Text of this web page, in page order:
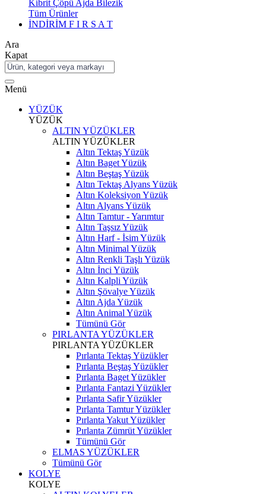
Kibrit Çöpü Ajda Bilezik
Tüm Ürünler
İNDİRİM F I R S A T
Ara
Kapat
Menü
YÜZÜK
YÜZÜK
ALTIN YÜZÜKLER
ALTIN YÜZÜKLER
Altın Tektaş Yüzük
Altın Baget Yüzük
Altın Beştaş Yüzük
Altın Tektaş Alyans Yüzük
Altın Koleksiyon Yüzük
Altın Alyans Yüzük
Altın Tamtur - Yarımtur
Altın Taşsız Yüzük
Altın Harf - İsim Yüzük
Altın Minimal Yüzük
Altın Renkli Taşlı Yüzük
Altın İnci Yüzük
Altın Kalpli Yüzük
Altın Şövalye Yüzük
Altın Ajda Yüzük
Altın Animal Yüzük
Tümünü Gör
PIRLANTA YÜZÜKLER
PIRLANTA YÜZÜKLER
Pırlanta Tektaş Yüzükler
Pırlanta Beştaş Yüzükler
Pırlanta Baget Yüzükler
Pırlanta Fantazi Yüzükler
Pırlanta Safir Yüzükler
Pırlanta Tamtur Yüzükler
Pırlanta Yakut Yüzükler
Pırlanta Zümrüt Yüzükler
Tümünü Gör
ELMAS YÜZÜKLER
Tümünü Gör
KOLYE
KOLYE